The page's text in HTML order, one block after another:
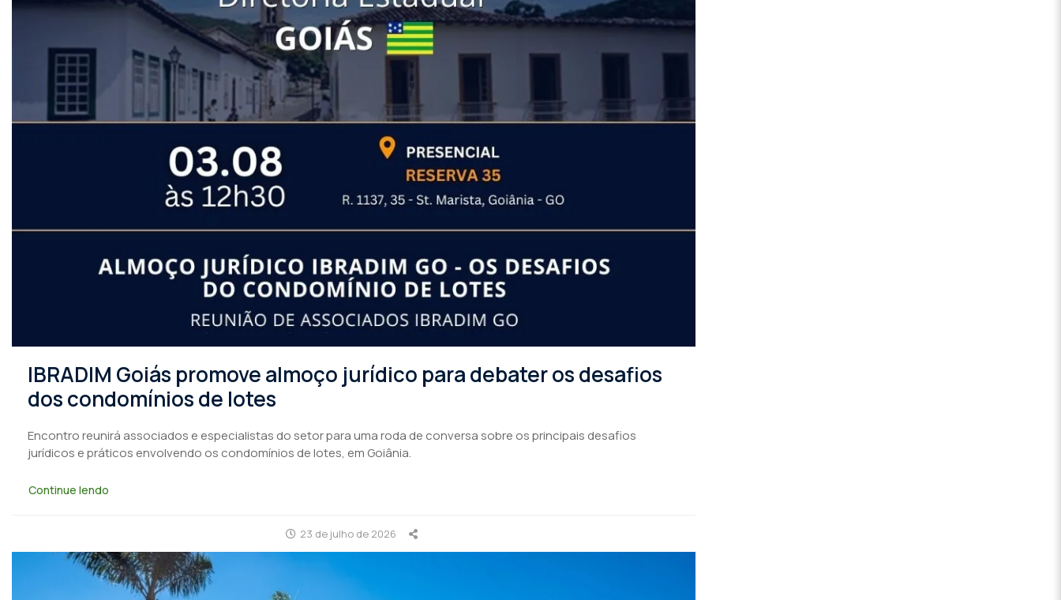
IBRADIM Goiás promove almoço jurídico para debater os desafios
dos condomínios de lotes
Encontro reunirá associados e especialistas do setor para uma roda de conversa sobre os principais desafios
jurídicos e práticos envolvendo os condomínios de lotes, em Goiânia.
Continue lendo
23 de julho de 2026